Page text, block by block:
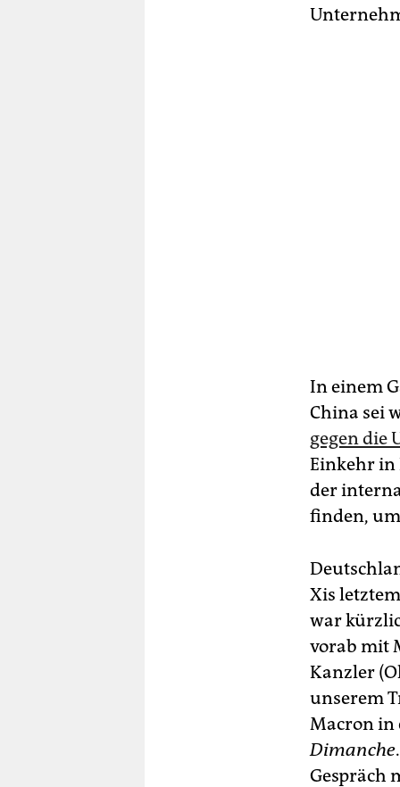
In einem
China sei
gegen die
Einkehr in
der
finden,
Xis
war
vorab mit
Kanzler
unserem
Macron in
Dimanche
Gespräch